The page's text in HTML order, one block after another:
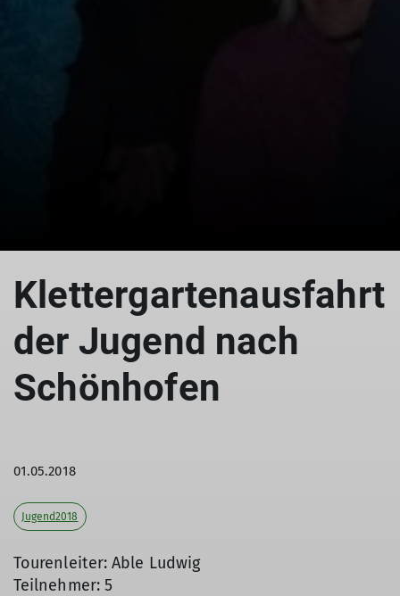
Klettergartenausfahrt
der Jugend nach
Schönhofen
01.05.2018
Jugend2018
Tourenleiter: Able Ludwig
Teilnehmer: 5